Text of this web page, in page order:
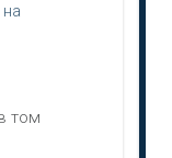
том